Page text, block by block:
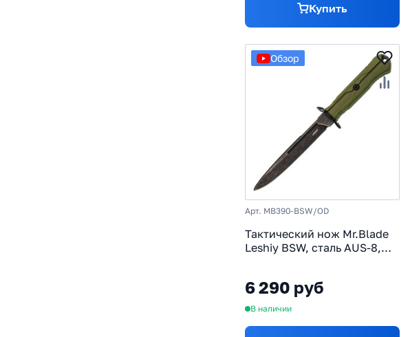
Купить
Обзор
Арт. MB390-BSW/OD
Тактический нож Mr.Blade
Leshiy BSW, сталь AUS-8,
6 290 руб
В наличии